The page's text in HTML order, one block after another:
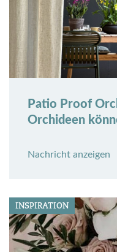
Patio Proof
Orchideen
Nachricht anzeigen
INSPIRATION